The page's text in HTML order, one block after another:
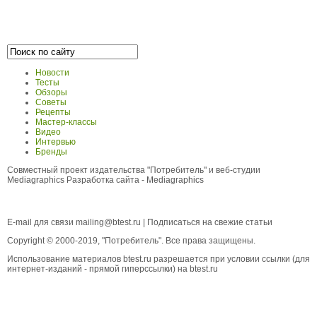
Новости
Тесты
Обзоры
Советы
Рецепты
Мастер-классы
Видео
Интервью
Бренды
Совместный проект издательства "Потребитель" и веб-студии
Mediagraphics Разработка сайта - Mediagraphics
E-mail для связи mailing@btest.ru | Подписаться на свежие статьи
Copyright © 2000-2019, "Потребитель". Все права защищены.
Использование материалов btest.ru разрешается при условии ссылки (для
интернет-изданий - прямой гиперссылки) на btest.ru